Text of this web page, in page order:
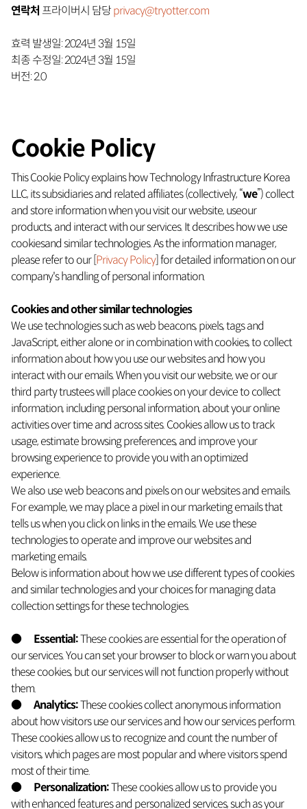
연락처 프라이버시 담당privacy@tryotter.com
효력 발생일: 2024년 3월 15일
최종 수정일: 2024년 3월 15일
버전: 2.0
Cookie Policy
This Cookie Policy explains how Technology Infrastructure Korea
LLC, its subsidiaries and related affiliates (collectively, “we”) collect
and store information when you visit our website, useour
products, and interact with our services. It describes how we use
cookiesand similar technologies. As the information manager,
please refer to our [ Privacy Policy] for detailed information on our
company's handling of personal information.
Cookies and other similar technologies
We use technologies such as web beacons, pixels, tags and
JavaScript, either alone or in combination with cookies, to collect
information about how you use our websites and how you
interact with our emails. When you visit our website, we or our
third party trustees will place cookies on your device to collect
information, including personal information, about your online
activities over time and across sites. Cookies allow us to track
usage, estimate browsing preferences, and improve your
browsing experience to provide you with an optimized
experience.
We also use web beacons and pixels on our websites and emails.
For example, we may place a pixel in our marketing emails that
tells us when you click on links in the emails. We use these
technologies to operate and improve our websites and
marketing emails.
Below is information about how we use different types of cookies
and similar technologies and your choices for managing data
collection settings for these technologies.
● Essential:These cookies are essential for the operation of
our services. You can set your browser to block or warn you about
these cookies, but our services will not function properly without
them.
● Analytics:These cookies collect anonymous information
about how visitors use our services and how our services perform.
These cookies allow us to recognize and count the number of
visitors, which pages are most popular and where visitors spend
most of their time.
● Personalization:These cookies allow us to provide you
with enhanced features and personalized services, such as your